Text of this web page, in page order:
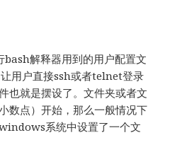
解释器用到的用户配置文
用户直接ssh或者telnet登录
也就是摆设了。文件夹或者文
数点）开始，那么一般情况下
系统中设置了一个文